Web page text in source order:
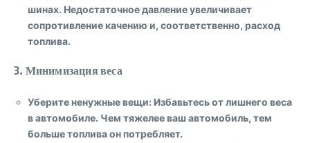
шинах. Недостаточное давление увеличивает
сопротивление качению и, соответственно, расход
топлива.
3. Минимизация веса
Уберите ненужные вещи: Избавьтесь от лишнего веса
в автомобиле. Чем тяжелее ваш автомобиль, тем
больше топлива он потребляет.